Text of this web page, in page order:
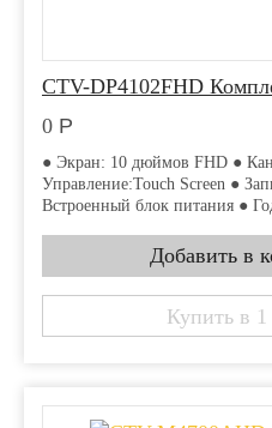
CTV-DP4102FHD
0 Р
● Экран: 10 дюймов FHD ●
Управление:Touch Screen ●
Встроенный блок питания ●
Купить в 1